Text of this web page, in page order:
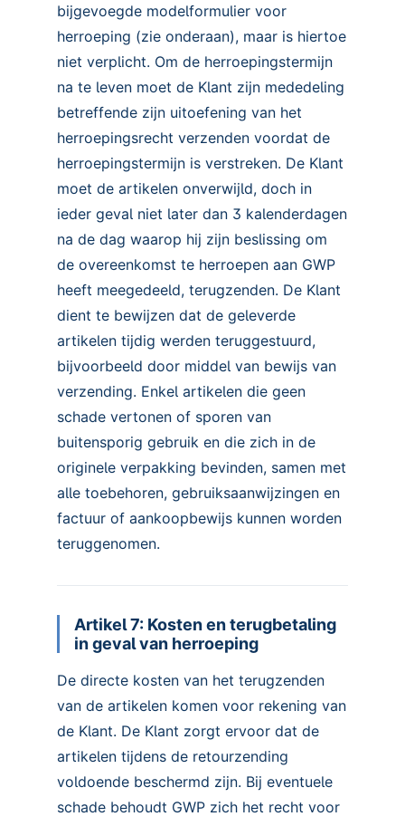
bijgevoegde modelformulier voor
herroeping (zie onderaan), maar is hiertoe
niet verplicht. Om de herroepingstermijn
na te leven moet de Klant zijn mededeling
betreffende zijn uitoefening van het
herroepingsrecht verzenden voordat de
herroepingstermijn is verstreken. De Klant
moet de artikelen onverwijld, doch in
ieder geval niet later dan 3 kalenderdagen
na de dag waarop hij zijn beslissing om
de overeenkomst te herroepen aan GWP
heeft meegedeeld, terugzenden. De Klant
dient te bewijzen dat de geleverde
artikelen tijdig werden teruggestuurd,
bijvoorbeeld door middel van bewijs van
verzending. Enkel artikelen die geen
schade vertonen of sporen van
buitensporig gebruik en die zich in de
originele verpakking bevinden, samen met
alle toebehoren, gebruiksaanwijzingen en
factuur of aankoopbewijs kunnen worden
teruggenomen.
Artikel 7: Kosten en terugbetaling
in geval van herroeping
De directe kosten van het terugzenden
van de artikelen komen voor rekening van
de Klant. De Klant zorgt ervoor dat de
artikelen tijdens de retourzending
voldoende beschermd zijn. Bij eventuele
schade behoudt GWP zich het recht voor